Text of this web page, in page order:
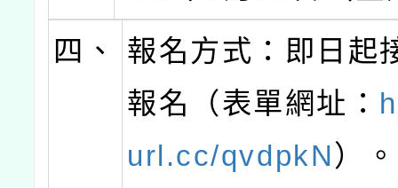
四、
報名方式：即日起
報名（表單網址：
url.cc/qvdpkN）